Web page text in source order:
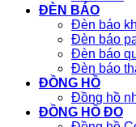
ĐÈN BÁO
Đèn báo
Đèn báo
Đèn báo
Đèn báo
ĐỒNG HỒ
Đồng hồ
ĐỒNG HỒ ĐO